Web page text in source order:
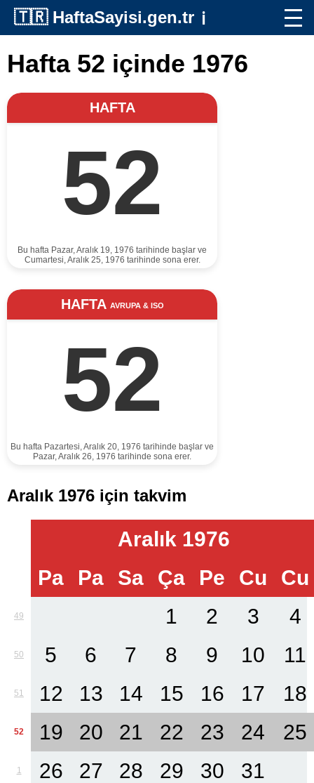
🇹🇷 HaftaSayisi.gen.tr ℹ️
Hafta 52 içinde 1976
HAFTA
52
Bu hafta Pazar, Aralık 19, 1976 tarihinde başlar ve
Cumartesi, Aralık 25, 1976 tarihinde sona erer.
HAFTA AVRUPA & ISO
52
Bu hafta Pazartesi, Aralık 20, 1976 tarihinde başlar ve
Pazar, Aralık 26, 1976 tarihinde sona erer.
Aralık 1976 için takvim
Aralık 1976
Pa
Pa Sa Ça Pe Cu Cu
49 1 2 3 4
50 5 6 7 8 9 10 11
51 12 13 14 15 16 17 18
52 19 20 21 22 23 24 25
1 26 27 28 29 30 31